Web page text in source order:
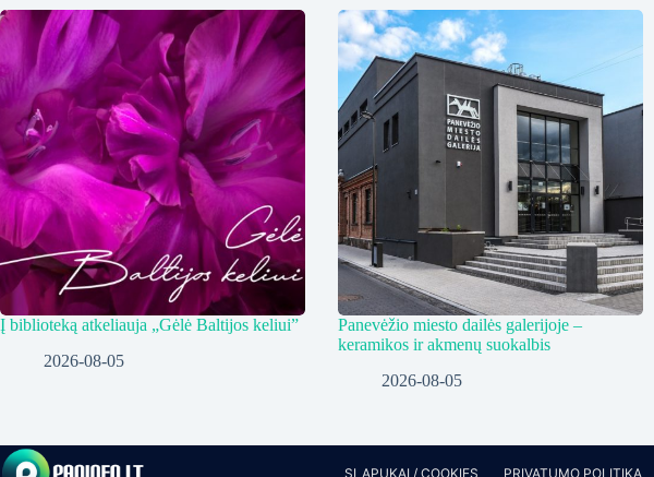
Į biblioteką atkeliauja „Gėlė Baltijos keliui”
2026-08-05
Panevėžio miesto dailės galerijoje –
keramikos ir akmenų suokalbis
2026-08-05
SLAPUKAI / COOKIES PRIVATUMO POLITIKA